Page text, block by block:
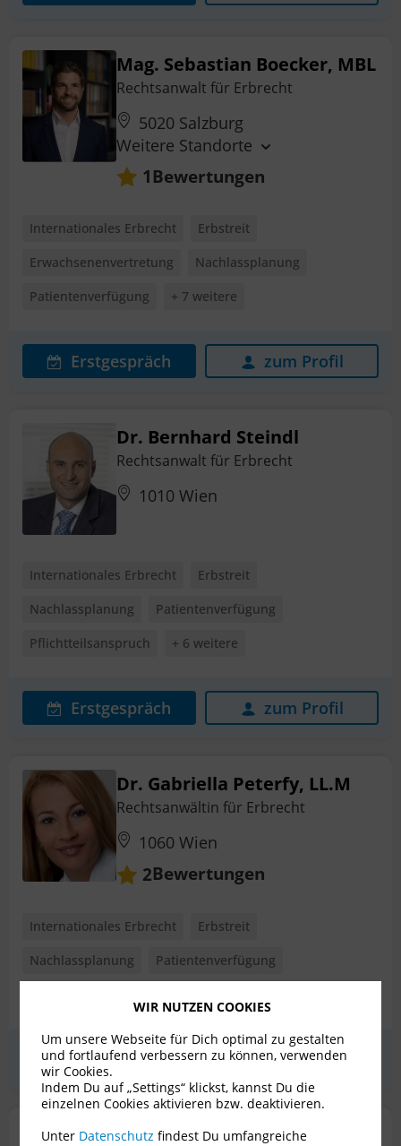
Mag. Sebastian Boecker, MBL
Rechtsanwalt für Erbrecht
5020 Salzburg
Weitere Standorte
1Bewertungen
Internationales Erbrecht
Erbstreit
Erwachsenenvertretung
Nachlassplanung
Patientenverfügung
+ 7 weitere
Erstgespräch zum Profil
Dr. Bernhard Steindl
Rechtsanwalt für Erbrecht
1010 Wien
Internationales Erbrecht
Erbstreit
Nachlassplanung
Patientenverfügung
Pflichtteilsanspruch
+ 6 weitere
Erstgespräch zum Profil
Dr. Gabriella Peterfy, LL.M
Rechtsanwältin für Erbrecht
1060 Wien
2Bewertungen
Internationales Erbrecht
Erbstreit
Nachlassplanung
Patientenverfügung
Erstgespräch zum Profil
MMag. Dr. Simon Schafferer
WIR NUTZEN COOKIES
Um unsere Webseite für Dich optimal zu gestalten
und fortlaufend verbessern zu können, verwenden
wir Cookies.
Indem Du auf „Settings“ klickst, kannst Du die
einzelnen Cookies aktivieren bzw. deaktivieren.
Unter Datenschutz findest Du umfangreiche